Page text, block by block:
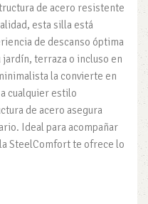
de acero resistente
esta silla está
de descanso óptima
jardín, terraza o incluso en
la convierte en
cualquier estilo
de acero asegura
Ideal para acompañar
SteelComfort te ofrece lo